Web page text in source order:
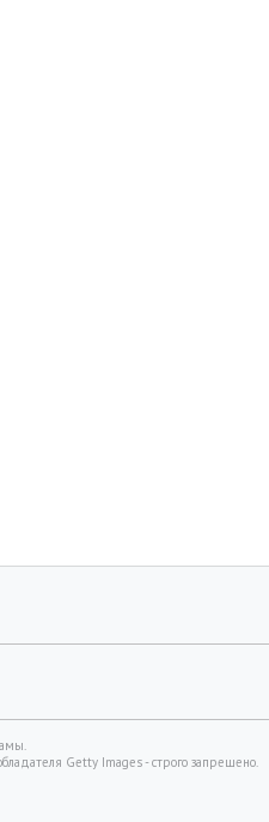
Getty Images - строго запрещено.